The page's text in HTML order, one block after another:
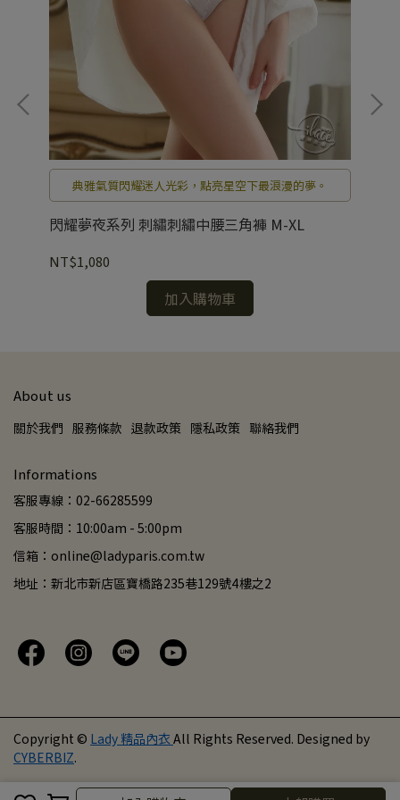
取消 完成
典雅氣質閃耀迷人光彩，點亮星空下最浪漫的夢。
閃耀夢夜系列 刺繡刺繡中腰三角褲 M-XL
NT$1,080
加入購物車
About us
關於我們 服務條款 退款政策 隱私政策 聯絡我們
Informations
客服專線：02-66285599
客服時間：10:00am - 5:00pm
信箱：online@ladyparis.com.tw
地址：新北市新店區寶橋路235巷129號4樓之2
Copyright © Lady 精品內衣 All Rights Reserved. Designed by
CYBERBIZ.